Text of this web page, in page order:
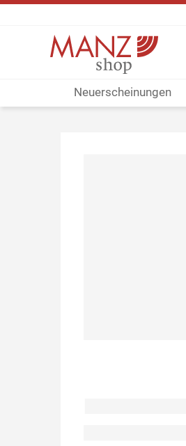
Neuerscheinungen